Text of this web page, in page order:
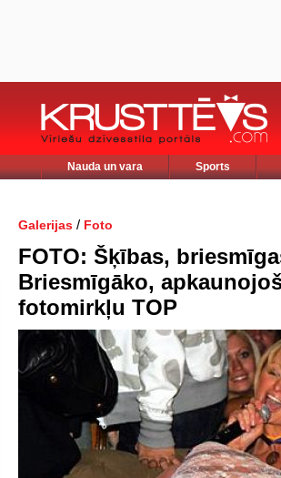
Nauda un vara Sports
Galerijas / Foto
FOTO: Šķības,
Briesmīgāko,
fotomirkļu TOP